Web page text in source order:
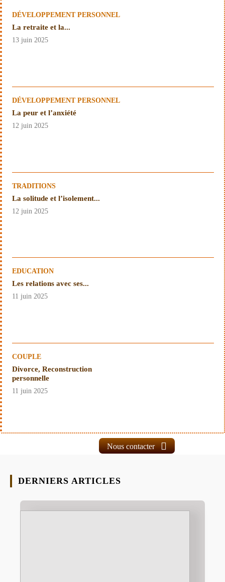
DÉVELOPPEMENT PERSONNEL
La retraite et la...
13 juin 2025
DÉVELOPPEMENT PERSONNEL
La peur et l’anxiété
12 juin 2025
TRADITIONS
La solitude et l’isolement...
12 juin 2025
EDUCATION
Les relations avec ses...
11 juin 2025
COUPLE
Divorce, Reconstruction
personnelle
11 juin 2025
Nous contacter
DERNIERS ARTICLES